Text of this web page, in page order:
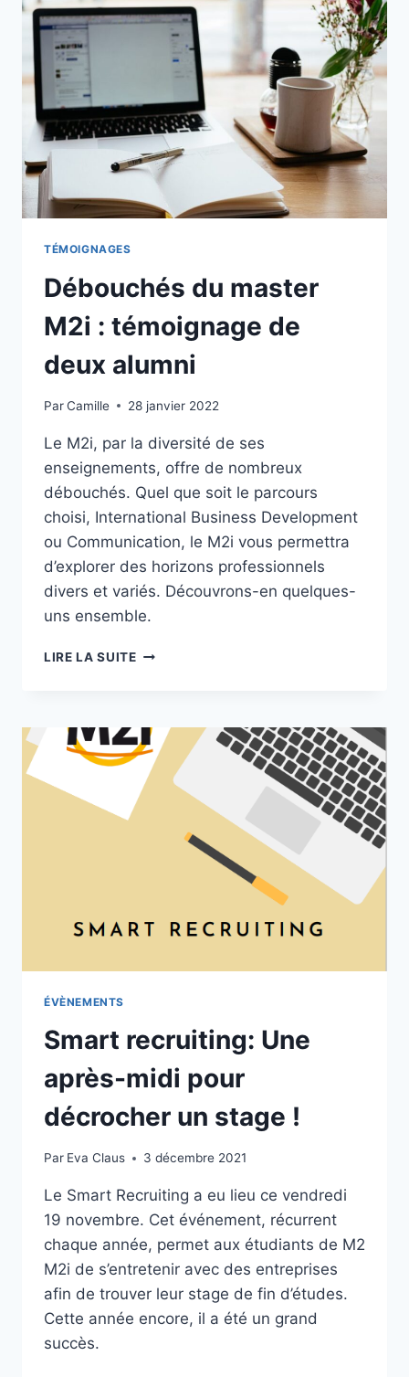
TÉMOIGNAGES
Débouchés du master
M2i : témoignage de
deux alumni​
ParCamille 28 janvier 2022
Le M2i, par la diversité de ses
enseignements, offre de nombreux
débouchés. Quel que soit le parcours
choisi, International Business Development
ou Communication, le M2i vous permettra
d’explorer des horizons professionnels
divers et variés. Découvrons-en quelques-
uns ensemble.
LIRE LA SUITEDÉBOUCHÉS
TÉMOIGNAGE
DE
DEUX
ALUMNI​
ÉVÈNEMENTS
Smart recruiting: Une
après-midi pour
décrocher un stage !
Par Eva Claus 3 décembre 2021
Le Smart Recruiting a eu lieu ce vendredi
19 novembre. Cet événement, récurrent
chaque année, permet aux étudiants de M2
M2i de s’entretenir avec des entreprises
afin de trouver leur stage de fin d’études.
Cette année encore, il a été un grand
succès.